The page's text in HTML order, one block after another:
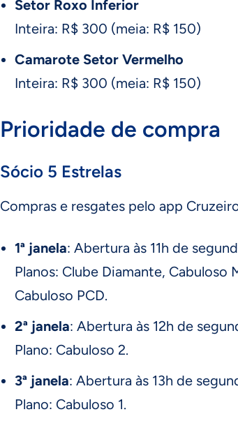
Setor Roxo Inferior
Inteira: R$ 300 (meia: R$ 150)
Camarote Setor Vermelho
Inteira: R$ 300 (meia: R$ 150)
Prioridade de compra
Sócio 5 Estrelas
Compras e resgates pelo app
1ª janela: Abertura às 11h de
Planos: Clube Diamante, Cabuloso
Cabuloso PCD.
2ª janela: Abertura às 12h de
Plano: Cabuloso 2.
3ª janela: Abertura às 13h de
Plano: Cabuloso 1.